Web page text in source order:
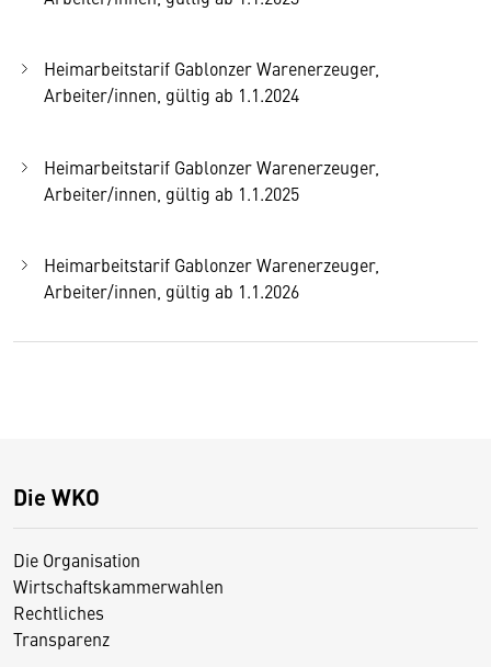
Heimarbeitstarif Gablonzer Warenerzeuger,
Arbeiter/innen, gültig ab 1.1.2024
Heimarbeitstarif Gablonzer Warenerzeuger,
Arbeiter/innen, gültig ab 1.1.2025
Heimarbeitstarif Gablonzer Warenerzeuger,
Arbeiter/innen, gültig ab 1.1.2026
Die WKO
Die Organisation
Wirtschaftskammerwahlen
Rechtliches
Transparenz